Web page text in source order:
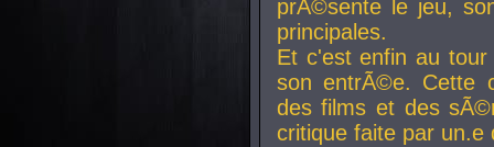
prÃ©sente le jeu,
principales.
Et c'est enfin au
son entrÃ©e. Cette
des films et des
critique faite par